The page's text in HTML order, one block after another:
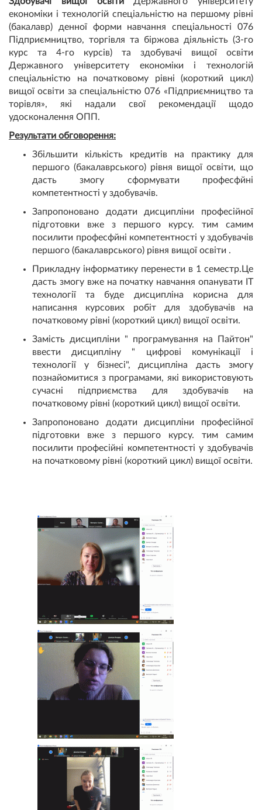
економіки і технологій спеціальністю на першому рівні
(бакалавр) денної форми навчання спеціальності 076
Підприємництво, торгівля та біржова діяльність (3-го
курс та 4-го курсів) та здобувачі вищої освіти
Державного університету економіки і технологій
спеціальністю на початковому рівні (короткий цикл)
вищої освіти за спеціальністю 076 «Підприємництво та
торівля», які надали свої рекомендації щодо
удосконалення ОПП.
Результати обговорення:
Збільшити кількість кредитів на практику для
першого (бакалаврського) рівня вищої освіти, що
дасть змогу сформувати професфйні
компетентності у здобувачів.
Запропоновано додати дисципліни професійної
підготовки вже з першого курсу. тим самим
посилити професфйні компетентності у здобувачів
першого (бакалаврського) рівня вищої освіти .
Прикладну інформатику перенести в 1 семестр.Це
дасть змогу вже на початку навчання опанувати ІТ
технології та буде дисципліна корисна для
написання курсових робіт для здобувачів на
початковому рівні (короткий цикл) вищої освіти.
Замість дисципліни " програмування на Пайтон"
ввести дисципліну " цифрові комунікації і
технології у бізнесі", дисципліна дасть змогу
познайомитися з програмами, які використовують
сучасні підприємства для здобувачів на
початковому рівні (короткий цикл) вищої освіти.
Запропоновано додати дисципліни професійної
підготовки вже з першого курсу. тим самим
посилити професійні компетентності у здобувачів
на початковому рівні (короткий цикл) вищої освіти.